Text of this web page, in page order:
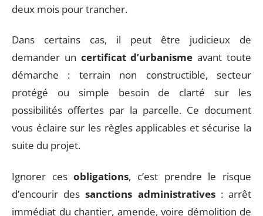
deux mois pour trancher.
Dans certains cas, il peut être judicieux de
demander un certificat d’urbanisme avant toute
démarche : terrain non constructible, secteur
protégé ou simple besoin de clarté sur les
possibilités offertes par la parcelle. Ce document
vous éclaire sur les règles applicables et sécurise la
suite du projet.
Ignorer cesobligations, c’est prendre le risque
d’encourir dessanctions administratives: arrêt
immédiat du chantier, amende, voire démolition de